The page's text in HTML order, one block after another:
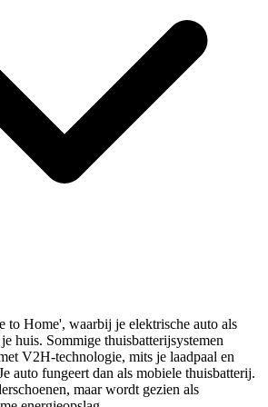
to Home', waarbij je elektrische auto als
huis. Sommige thuisbatterijsystemen
V2H-technologie, mits je laadpaal en
auto fungeert dan als mobiele thuisbatterij.
maar wordt gezien als